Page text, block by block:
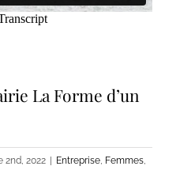
La Forme d’un
2nd, 2022 | Entreprise Femmes